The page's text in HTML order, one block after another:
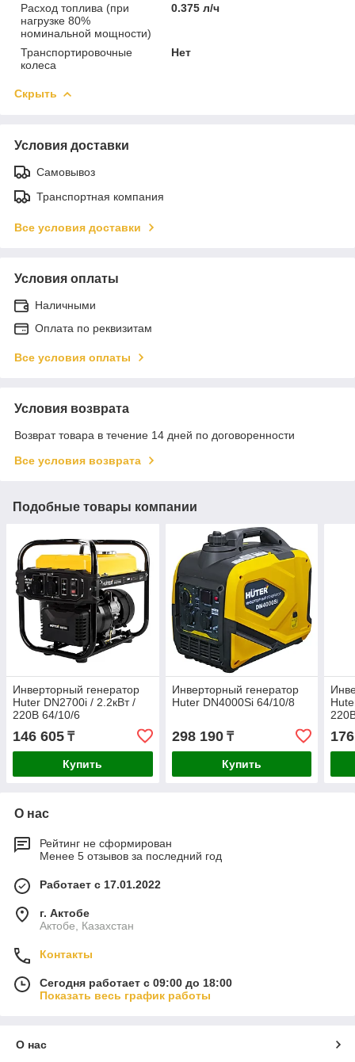
Расход топлива (при
нагрузке 80%
номинальной мощности)
0.375 л/ч
Транспортировочные
колеса
Нет
Скрыть
Условия доставки
Самовывоз
Транспортная компания
Все условия доставки
Условия оплаты
Наличными
Оплата по реквизитам
Все условия оплаты
Условия возврата
Возврат товара в течение 14 дней по договоренности
Все условия возврата
Подобные товары компании
Инверторный генератор
Huter DN2700i / 2.2кВт /
220В 64/10/6
146 605 ₸
Купить
Инверторный генератор
Huter DN4000Si 64/10/8
298 190₸
Купить
О нас
Рейтинг не сформирован
Менее 5 отзывов за последний год
Работает с 17.01.2022
г. Актобе
Актобе, Казахстан
Контакты
Сегодня работает с 09:00 до 18:00
Показать весь график работы
О нас